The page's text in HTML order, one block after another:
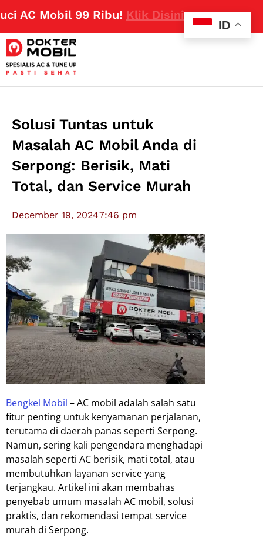
Mobil 99 Ribu!Klik Disini
Solusi Tuntas untuk
Masalah AC Mobil Anda di
Serpong: Berisik, Mati
Total, dan Service Murah
December 19, 20247:46 pm
Bengkel Mobil – AC mobil adalah salah satu
fitur penting untuk kenyamanan perjalanan,
terutama di daerah panas seperti Serpong.
Namun, sering kali pengendara menghadapi
masalah seperti AC berisik, mati total, atau
membutuhkan layanan service yang
terjangkau. Artikel ini akan membahas
penyebab umum masalah AC mobil, solusi
praktis, dan rekomendasi tempat service
murah di Serpong.
ID